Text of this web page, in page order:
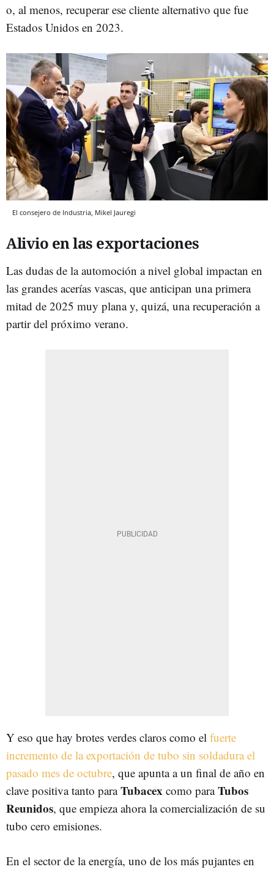
o, al menos, recuperar ese cliente alternativo que fue
Estados Unidos en 2023.
El consejero de Industria, Mikel Jauregi
Alivio en las exportaciones
Las dudas de la automoción a nivel global impactan en
las grandes acerías vascas, que anticipan una primera
mitad de 2025 muy plana y, quizá, una recuperación a
partir del próximo verano.
Y eso que hay brotes verdes claros como el fuerte
incremento de la exportación de tubo sin soldadura el
pasado mes de octubre, que apunta a un final de año en
clave positiva tanto paraTubacex como paraTubos
Reunidos, que empieza ahora la comercialización de su
tubo cero emisiones.
En el sector de la energía, uno de los más pujantes en